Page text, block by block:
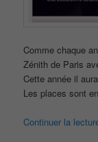
Comme chaque
Zénith de Paris
Cette année il
Les places sont
Continuer la